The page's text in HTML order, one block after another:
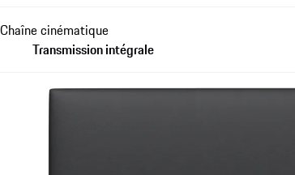
Chaîne cinématique
Transmission intégrale